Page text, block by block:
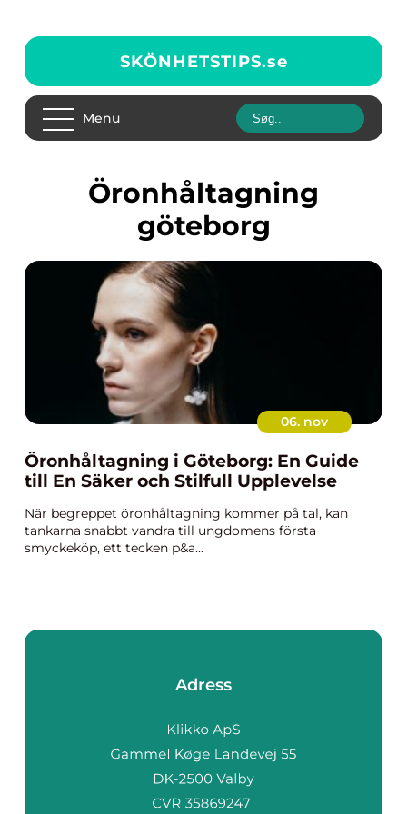
SKÖNHETSTIPS.se
Menu
öronhåltagning
göteborg
06. nov
Öronhåltagning i Göteborg: En Guide
till En Säker och Stilfull Upplevelse
När begreppet öronhåltagning kommer på tal, kan
tankarna snabbt vandra till ungdomens första
smyckeköp, ett tecken p&a...
Adress